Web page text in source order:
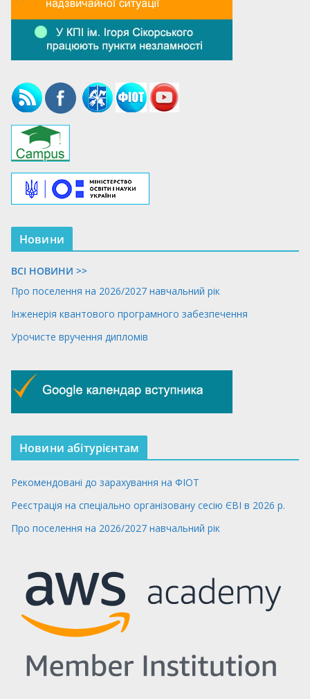
Новини
ВСІ НОВИНИ >>
Про поселення на 2026/2027 навчальний рік
Інженерія квантового програмного забезпечення
Урочисте вручення дипломів
Новини абітурієнтам
Рекомендовані до зарахування на ФІОТ
Реєстрація на спеціально організовану сесію ЄВІ в 2026 р.
Про поселення на 2026/2027 навчальний рік